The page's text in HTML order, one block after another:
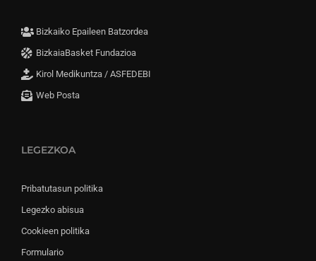
Bizkaiko Epaileen Batzordea
BizkaiaBasket Fundazioa
Kirol Medikuntza / ASFEDEBI
Web Posta
LEGEZKOA
Pribatutasun politika
Legezko abisua
Cookieen politika
Formulario